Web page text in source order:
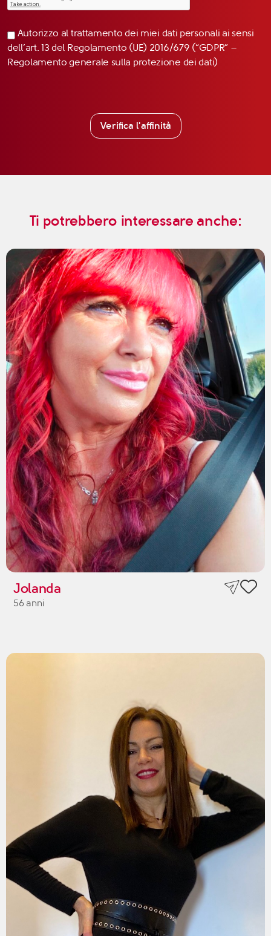
Autorizzo al trattamento dei miei dati personali ai sensi
dell’art. 13 del Regolamento (UE) 2016/679 (“GDPR” –
Regolamento generale sulla protezione dei dati)
Verifica l'affinità
Ti potrebbero interessare anche:
Jolanda
56 anni